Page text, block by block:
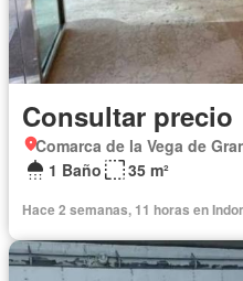
Consultar precio
Comarca de la Vega de
1 Baño
35 m²
Hace 2 semanas, 11 horas en